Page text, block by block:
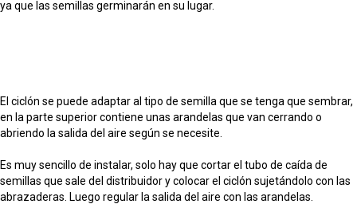
ya que las semillas germinarán en su lugar.
El ciclón se puede adaptar al tipo de semilla que se tenga que sembrar,
en la parte superior contiene unas arandelas que van cerrando o
abriendo la salida del aire según se necesite.
Es muy sencillo de instalar, solo hay que cortar el tubo de caída de
semillas que sale del distribuidor y colocar el ciclón sujetándolo con las
abrazaderas. Luego regular la salida del aire con las arandelas.